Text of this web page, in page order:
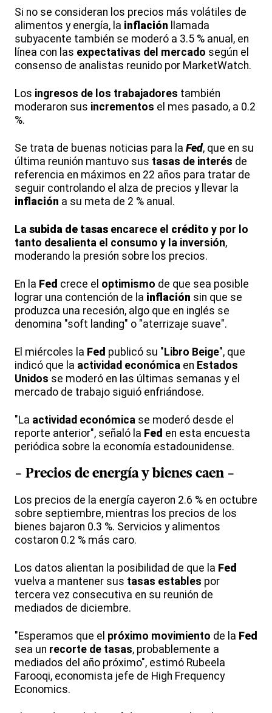
Si no se consideran los precios más volátiles de
alimentos y energía, la inflación llamada
subyacente también se moderó a 3.5 % anual, en
línea con las expectativas del mercado según el
consenso de analistas reunido por MarketWatch.
Los ingresos de los trabajadores también
moderaron sus incrementos el mes pasado, a 0.2
%.
Se trata de buenas noticias para la Fed, que en su
última reunión mantuvo sus tasas de interés de
referencia en máximos en 22 años para tratar de
seguir controlando el alza de precios y llevar la
inflación a su meta de 2 % anual.
La subida de tasas encarece el crédito y por lo
tanto desalienta el consumo y la inversión,
moderando la presión sobre los precios.
En la Fed crece el optimismo de que sea posible
lograr una contención de la inflación sin que se
produzca una recesión, algo que en inglés se
denomina "soft landing" o "aterrizaje suave".
El miércoles la Fed publicó su " Libro Beige", que
indicó que la actividad económica en Estados
Unidos se moderó en las últimas semanas y el
mercado de trabajo siguió enfriándose.
"La actividad económica se moderó desde el
reporte anterior", señaló la Fed en esta encuesta
periódica sobre la economía estadounidense.
- Precios de energía y bienes caen -
Los precios de la energía cayeron 2.6 % en octubre
sobre septiembre, mientras los precios de los
bienes bajaron 0.3 %. Servicios y alimentos
costaron 0.2 % más caro.
Los datos alientan la posibilidad de que la Fed
vuelva a mantener sus tasas estables por
tercera vez consecutiva en su reunión de
mediados de diciembre.
"Esperamos que el próximo movimiento de la Fed
sea un recorte de tasas, probablemente a
mediados del año próximo", estimó Rubeela
Farooqi, economista jefe de High Frequency
Economics.